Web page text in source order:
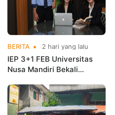
BERITA 2 hari yang lalu
IEP 3+1 FEB Universitas
Nusa Mandiri Bekali
Kerja Sebelum Lulus